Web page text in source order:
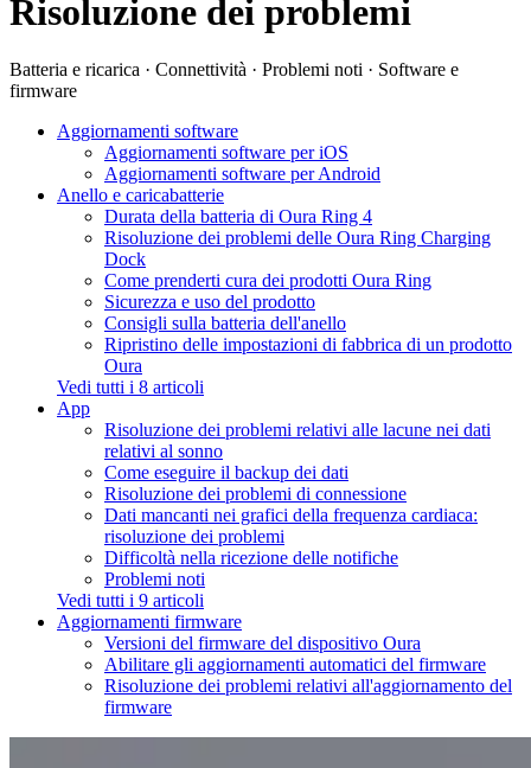
Risoluzione dei problemi
Batteria e ricarica · Connettività · Problemi noti · Software e
firmware
Aggiornamenti software
Aggiornamenti software per iOS
Aggiornamenti software per Android
Anello e caricabatterie
Durata della batteria di Oura Ring 4
Risoluzione dei problemi delle Oura Ring Charging
Dock
Come prenderti cura dei prodotti Oura Ring
Sicurezza e uso del prodotto
Consigli sulla batteria dell'anello
Ripristino delle impostazioni di fabbrica di un prodotto
Oura
Vedi tutti i 8 articoli
App
Risoluzione dei problemi relativi alle lacune nei dati
relativi al sonno
Come eseguire il backup dei dati
Risoluzione dei problemi di connessione
Dati mancanti nei grafici della frequenza cardiaca:
risoluzione dei problemi
Difficoltà nella ricezione delle notifiche
Problemi noti
Vedi tutti i 9 articoli
Aggiornamenti firmware
Versioni del firmware del dispositivo Oura
Abilitare gli aggiornamenti automatici del firmware
Risoluzione dei problemi relativi all'aggiornamento del
firmware